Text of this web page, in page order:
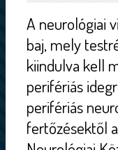
A neurológiai
baj, mely
kiindulva kell
perifériás
perifériás
fertőzésektől